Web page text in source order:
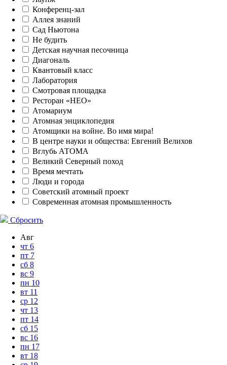
Конференц-зал
Аллея знаний
Сад Ньютона
Не будить
Детская научная песочница
Диагональ
Квантовый класс
Лаборатория
Смотровая площадка
Ресторан «НЕО»
Атомариум
Атомная энциклопедия
Атомщики на войне. Во имя мира!
В центре науки и общества: Евгений Велихов
Вглубь АТОМА
Великий Северный поход
Время мечтать
Люди и города
Советский атомный проект
Современная атомная промышленность
Сбросить
Авг
чт 6
пт 7
сб 8
вс 9
пн 10
вт 11
ср 12
чт 13
пт 14
сб 15
вс 16
пн 17
вт 18